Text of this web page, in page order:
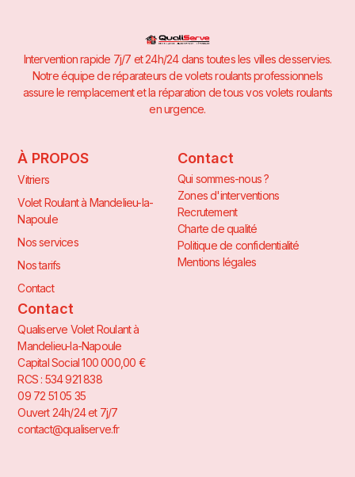
Intervention rapide 7j/7 et 24h/24 dans toutes les villes desservies.
Notre équipe de réparateurs de volets roulants professionnels
assure le remplacement et la réparation de tous vos volets roulants
en urgence.
À PROPOS
Vitriers
Volet Roulant à Mandelieu-la-
Napoule
Nos services
Nos tarifs
Contact
Contact
Qui sommes-nous ?
Zones d'interventions
Recrutement
Charte de qualité
Politique de confidentialité
Mentions légales
Contact
Qualiserve Volet Roulant à
Mandelieu-la-Napoule
Capital Social 100 000,00 €
RCS : 534 921 838
09 72 51 05 35
Ouvert 24h/24 et 7j/7
contact@qualiserve.fr